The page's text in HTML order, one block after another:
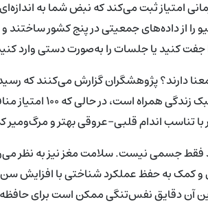
امتیاز ثبت می‌کند که نبض شما به
را از داده‌های جمعیتی در پنج کشور
را جفت کنید یا جلسات را به‌صورت دستی وارد
خطر بیماری‌های
با تناسب اندام قلبی-عروقی بهتر و
فقط جسمی نیست. سلامت مغز نیز به نظر
کمک به حفظ عملکرد شناختی با افزایش سن
آن دقایق نفس‌تنگی ممکن است برای حافظه